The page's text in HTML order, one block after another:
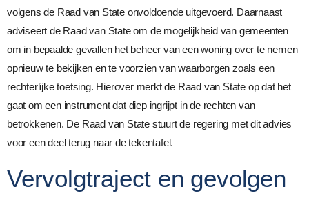
volgens de Raad van State onvoldoende uitgevoerd. Daarnaast
adviseert de Raad van State om de mogelijkheid van gemeenten
om in bepaalde gevallen het beheer van een woning over te nemen
opnieuw te bekijken en te voorzien van waarborgen zoals een
rechterlijke toetsing. Hierover merkt de Raad van State op dat het
gaat om een instrument dat diep ingrijpt in de rechten van
betrokkenen. De Raad van State stuurt de regering met dit advies
voor een deel terug naar de tekentafel.
Vervolgtraject en gevolgen